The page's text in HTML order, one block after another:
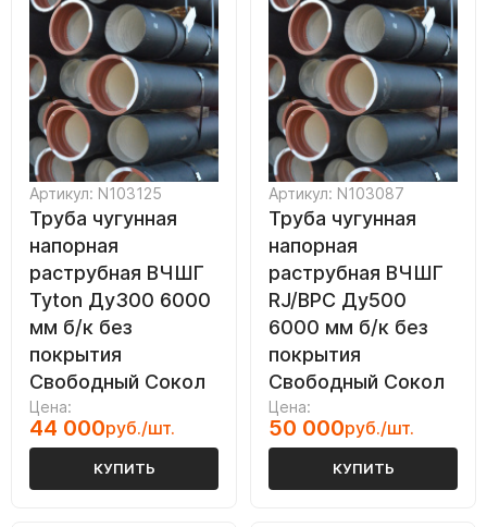
Артикул: N103125
Труба чугунная
напорная
раструбная ВЧШГ
Tyton Ду300 6000
мм б/к без
покрытия
Свободный Сокол
Цена:
44 000руб./шт.
КУПИТЬ
Артикул: N103087
Труба чугунная
напорная
раструбная ВЧШГ
RJ/ВРС Ду500
6000 мм б/к без
покрытия
Свободный Сокол
Цена:
50 000руб./шт.
КУПИТЬ